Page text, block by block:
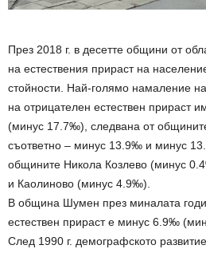
През 2018 г. в десетте общини от
на естествения прираст на
стойности. Най-голямо намаление
на отрицателен естествен прираст
(минус 17.7‰), следвана от
съответно – минус 13.9‰ и минус
общините Никола Козлево (минус
и Каолиново (минус 4.9‰).
В община Шумен през миналата
естествен прираст е минус 6.9‰
След 1990 г. демографското